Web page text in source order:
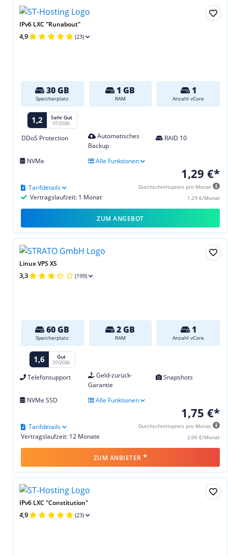
IPv6 LXC "Runabout"
4,9 (23)
30 GB
Speicherplatz
1 GB
RAM
1
Anzahl vCore
1,2 Sehr Gut
01/2026
DDoS Protection
Automatisches
Backup
RAID 10
NVMe Alle Funktionen
1,29 €*
Durchschnittspreis pro Monat
1,29 €/Monat
Vertragslaufzeit: 1 Monat
Tarifdetails
ZUM ANGEBOT
Linux VPS XS
3,3 (199)
60 GB
Speicherplatz
2 GB
RAM
1
Anzahl vCore
1,6 Gut
07/2026
Telefonsupport
Geld-zurück-
Garantie
Snapshots
NVMe SSD Alle Funktionen
1,75 €*
Durchschnittspreis pro Monat
2,00 €/Monat
Vertragslaufzeit: 12 Monate
Tarifdetails
ZUM ANBIETER *
IPv6 LXC "Constitution"
4,9 (23)